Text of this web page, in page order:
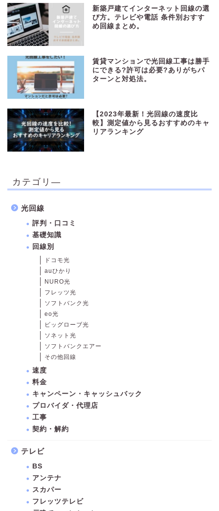
新築戸建てインターネット回線の選
び方。テレビや電話 条件別おすす
め回線まとめ。
賃貸マンションで光回線工事は勝手
にできる?許可は必要?ありがちパ
ターンと対処法。
【2023年最新！光回線の速度比
較】測定値から見るおすすめのキャ
リアランキング
カテゴリ―
光回線
評判・口コミ
基礎知識
回線別
ドコモ光
auひかり
NURO光
フレッツ光
ソフトバンク光
eo光
ビッグローブ光
ソネット光
ソフトバンクエアー
その他回線
速度
料金
キャンペーン・キャッシュバック
プロバイダ・代理店
工事
契約・解約
テレビ
BS
アンテナ
スカパー
フレッツテレビ